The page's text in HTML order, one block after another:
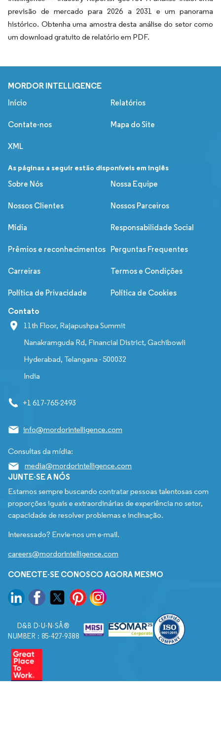
previsão de mercado para 2026 a 2031 e um panorama
histórico. Obtenha uma amostra desta análise do setor como
um download gratuito de relatório em PDF.
MORDOR INTELLIGENCE
Início Relatórios
Contate-nos Mapa do Site
XML
As páginas a seguir estão disponíveis em inglês
Sobre Nós
Nossa Equipe
Nossos Clientes Nossos Parceiros
Mídia Responsabilidade Social
Prêmios e reconhecimentos Perguntas Frequentes
Carreiras Termos e Condições
Política de Privacidade Política de Cookies
Contato
11th Floor, Rajapushpa Summit
Nanakramguda Rd, Financial District, Gachibowli
Hyderabad, Telangana - 500032
India
+1 617-765-2493
info@mordorintelligence.com
Consultas da mídia:
media@mordorintelligence.com
JUNTE-SE A NÓS
Estamos sempre buscando contratar pessoas talentosas com
proporções iguais e extraordinárias de experiência no setor,
capacidade de resolver problemas e inclinação.
Interessado? Envie-nos um e-mail.
careers@mordorintelligence.com
CONECTE-SE CONOSCO AGORA MESMO
D&B D-U-N-SÂ®
NUMBER : 85-427-9388